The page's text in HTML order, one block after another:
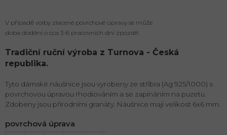
povrchová úprava
V případě volby zlacené povrchové úpravy se může
doba dodání o cca 3-6 pracovních dní zpozdit.
Tradiční ruční výroba z Turnova - Česká
republika.
Tyto dámské náušnice jsou vyrobeny ze stříbra (Ag 925/1000) s
povrchovou úpravou rhodiováním a se zapínáním na puzetu.
Zdobeny jsou přírodními granáty. Náušnice mají velikost 6x6 mm.